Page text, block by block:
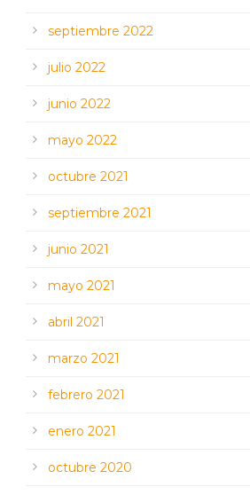
septiembre 2022
julio 2022
junio 2022
mayo 2022
octubre 2021
septiembre 2021
junio 2021
mayo 2021
abril 2021
marzo 2021
febrero 2021
enero 2021
octubre 2020